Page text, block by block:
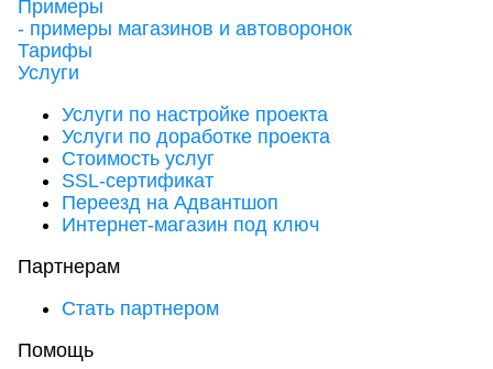
Примеры
- примеры магазинов и автоворонок
Тарифы
Услуги
Услуги по настройке проекта
Услуги по доработке проекта
Стоимость услуг
SSL-сертификат
Переезд на Адвантшоп
Интернет-магазин под ключ
Партнерам
Стать партнером
Помощь